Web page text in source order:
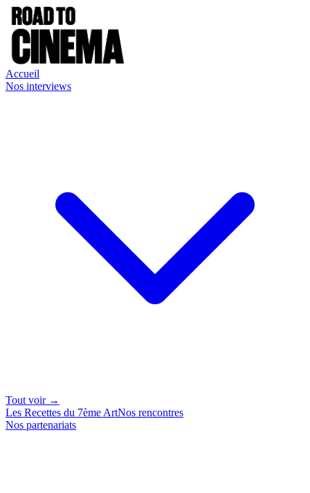
Accueil
Nos interviews
Tout voir →
Les Recettes du 7ème ArtNos rencontres
Nos partenariats